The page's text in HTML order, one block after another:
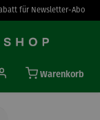
für Newsletter-Abo
Warenkorb